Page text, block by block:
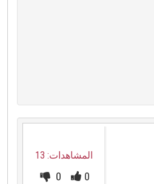
المشاهدات: 13
0
0